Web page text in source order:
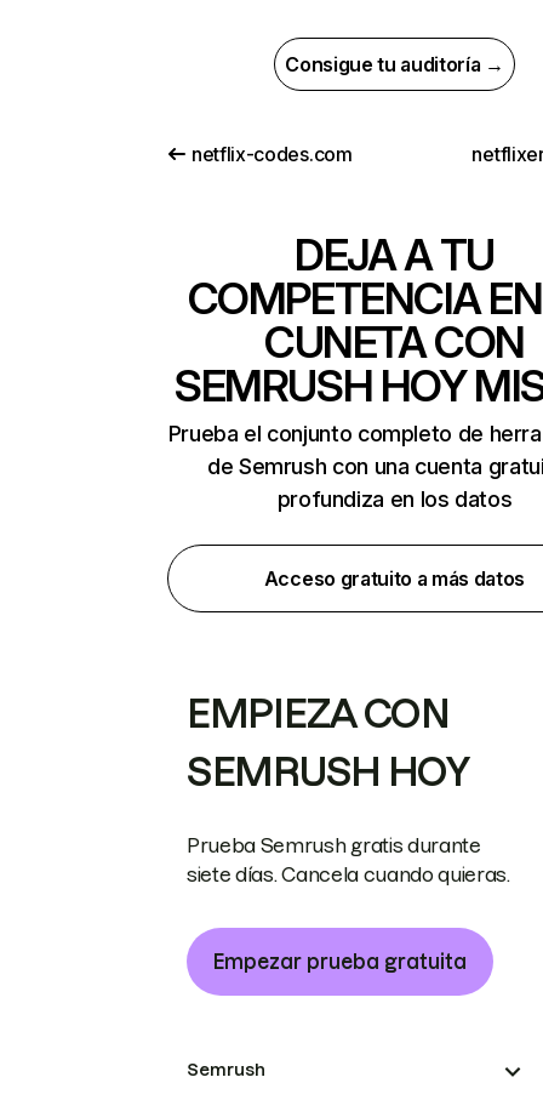
Consigue tu auditoría →
netflix-codes.com
DEJA A TU
COMPETENCIA
CUNETA CON
SEMRUSH HOY
Prueba el conjunto completo de
de Semrush con una cuenta
profundiza en los datos
Acceso gratuito a más datos
EMPIEZA CON
SEMRUSH HOY
Prueba Semrush gratis durante
siete días. Cancela cuando quieras.
Empezar prueba gratuita
Semrush